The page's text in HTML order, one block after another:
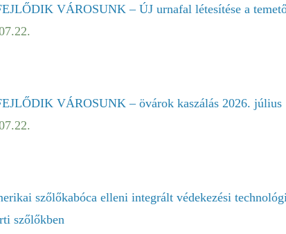
VÁROSUNK – ÚJ urnafal létesítése a
VÁROSUNK – övárok kaszálás 2026. július
szőlőkabóca elleni integrált védekezési
szőlőkben